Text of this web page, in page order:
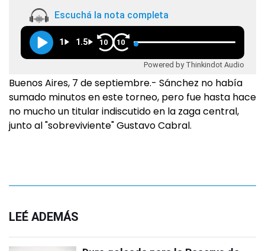
Escuchá la nota completa
1 1.5 10 10
Powered by Thinkindot Audio
Buenos Aires, 7 de septiembre.- Sánchez no había
sumado minutos en este torneo, pero fue hasta hace
no mucho un titular indiscutido en la zaga central,
junto al "sobreviviente" Gustavo Cabral.
LEÉ ADEMÁS